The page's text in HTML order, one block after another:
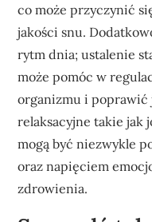
co może przyczynić
jakości snu.
rytm dnia; ustalenie
może pomóc w
organizmu i poprawić
relaksacyjne takie jak
mogą być niezwykle
oraz napięciem
zdrowienia.